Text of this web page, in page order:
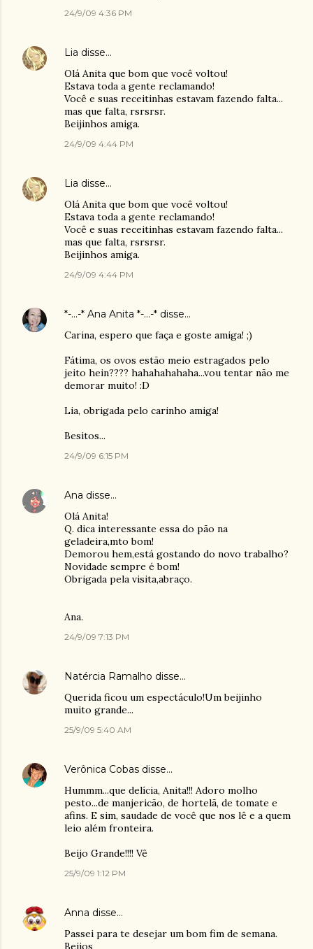
24/9/09 4:36 PM
Lia disse…
Olá Anita que bom que você voltou!
Estava toda a gente reclamando!
Você e suas receitinhas estavam fazendo falta...
mas que falta, rsrsrsr.
Beijinhos amiga.
24/9/09 4:44 PM
Lia disse…
Olá Anita que bom que você voltou!
Estava toda a gente reclamando!
Você e suas receitinhas estavam fazendo falta...
mas que falta, rsrsrsr.
Beijinhos amiga.
24/9/09 4:44 PM
*-...-* Ana Anita *-...-* disse…
Carina, espero que faça e goste amiga! ;)
Fátima, os ovos estão meio estragados pelo
jeito hein???? hahahahahaha...vou tentar não me
demorar muito! :D
Lia, obrigada pelo carinho amiga!
Besitos...
24/9/09 6:15 PM
Ana disse…
Olá Anita!
Q. dica interessante essa do pão na
geladeira,mto bom!
Demorou hem,está gostando do novo trabalho?
Novidade sempre é bom!
Obrigada pela visita,abraço.
Ana.
24/9/09 7:13 PM
Natércia Ramalho disse…
Querida ficou um espectáculo!Um beijinho
muito grande...
25/9/09 5:40 AM
Verônica Cobas disse…
Hummm...que delícia, Anita!!! Adoro molho
pesto...de manjericão, de hortelã, de tomate e
afins. E sim, saudade de você que nos lê e a quem
leio além fronteira.
Beijo Grande!!!! Vê
25/9/09 1:12 PM
Anna disse…
Passei para te desejar um bom fim de semana.
Beijos